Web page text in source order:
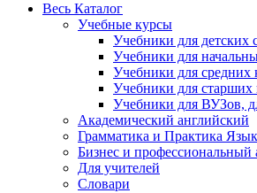
Весь Каталог
Учебные курсы
Учебники для детских
Учебники для
Учебники для средних
Учебники для старших
Учебники для ВУЗов,
Академический английский
Грамматика и Практика
Бизнес и профессиональный
Для учителей
Словари